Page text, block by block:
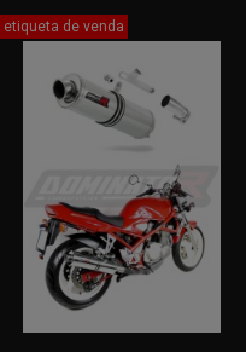
etiqueta de venda